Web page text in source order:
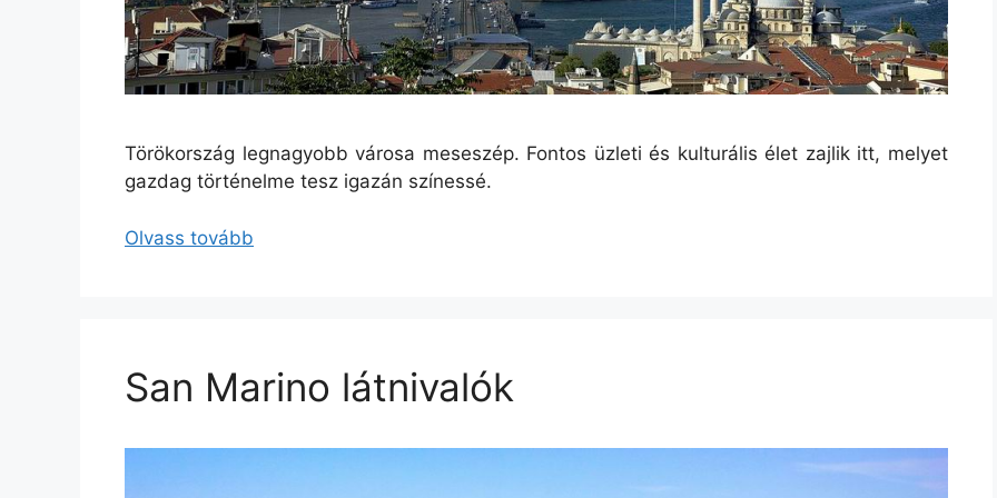
Törökország legnagyobb városa meseszép. Fontos üzleti és kulturális élet zajlik itt, melyet
gazdag történelme tesz igazán színessé.
Olvass tovább
San Marino látnivalók